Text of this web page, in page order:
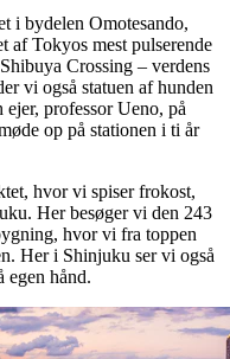
i bydelen Omotesando,
af Tokyos mest pulserende
Crossing – verdens
vi også statuen af hunden
professor Ueno, på
op på stationen i ti år
hvor vi spiser frokost,
Her besøger vi den 243
hvor vi fra toppen
Her i Shinjuku ser vi også
egen hånd.